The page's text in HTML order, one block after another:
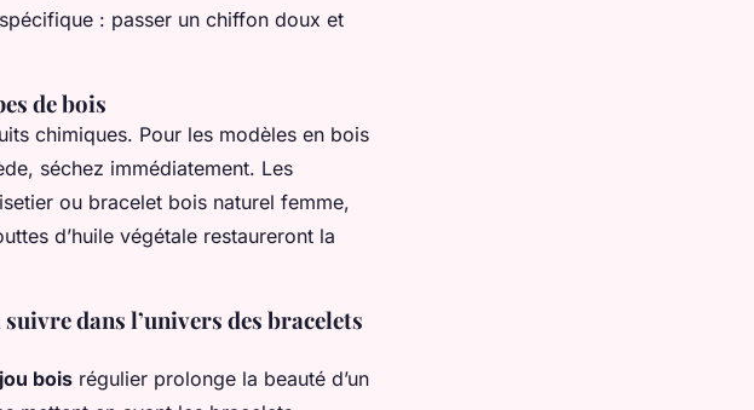
: passer un chiffon doux et
de bois
chimiques. Pour les modèles en bois
séchez immédiatement. Les
ou bracelet bois naturel femme,
d’huile végétale restaureront la
dans l’univers des bracelets
bois régulier prolonge la beauté d’un